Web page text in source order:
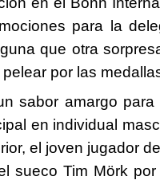
para la
que otra
por las
sabor amargo
en individual
el joven jugador
sueco Tim Mörk